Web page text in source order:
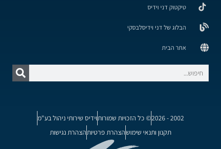
טיקטוק דני וידיס
הבלוג של דני וידיסלבסקי
אתר הבית
2002 - 2026 © כל הזכויות שמורותוידיס שירותי ניהול בע"מ
תקנון ותנאי שימושהצהרת פרטיותהצהרת נגישות